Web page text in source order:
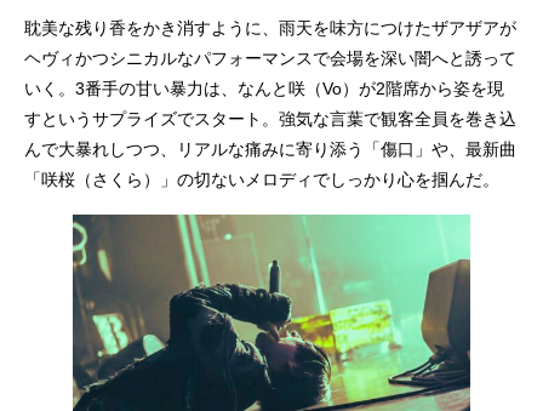
耽美な残り香をかき消すように、雨天を味方につけたザアザアが
ヘヴィかつシニカルなパフォーマンスで会場を深い闇へと誘って
いく。3番手の甘い暴力は、なんと咲（Vo）が2階席から姿を現
すというサプライズでスタート。強気な言葉で観客全員を巻き込
んで大暴れしつつ、リアルな痛みに寄り添う「傷口」や、最新曲
「咲桜（さくら）」の切ないメロディでしっかり心を掴んだ。